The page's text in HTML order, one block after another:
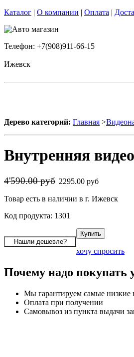
Каталог | О компании | Оплата |
Телефон: +7(908)911-66-15
Ижевск
Дерево категорий: Главная >
Внутренняя
4'590.00 руб 2295.00 руб
Товар есть в наличии в г. Ижевск
Код продукта: 1301
хочу спросить
Почему надо покупать
Мы гарантируем самые низкие
Оплата при получении
Самовывоз из пункта выдачи